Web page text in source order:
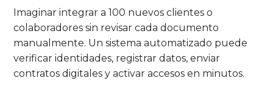
Imaginar integrar a 100 nuevos clientes o
colaboradores sin revisar cada documento
manualmente. Un sistema automatizado puede
verificar identidades, registrar datos, enviar
contratos digitales y activar accesos en minutos.